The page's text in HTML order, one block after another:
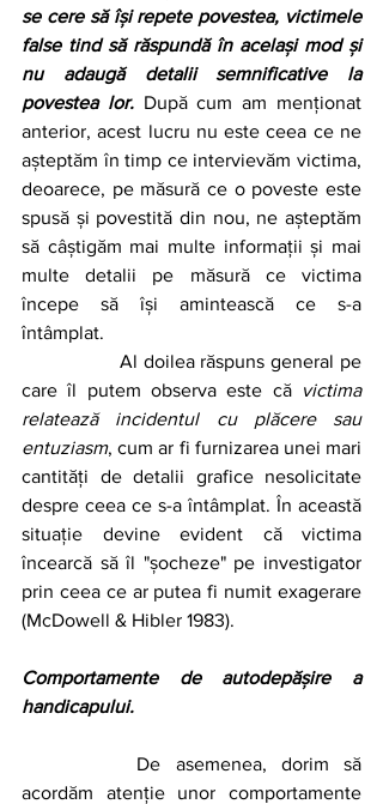
se cere să își repete povestea, victimele
false tind să răspundă în același mod și
nu adaugă detalii semnificative la
povestea lor. După cum am menționat
anterior, acest lucru nu este ceea ce ne
așteptăm în timp ce intervievăm victima,
deoarece, pe măsură ce o poveste este
spusă și povestită din nou, ne așteptăm
să câștigăm mai multe informații și mai
multe detalii pe măsură ce victima
începe să își amintească ce s-a
întâmplat.
care îl putem observa este că victima
relatează incidentul cu plăcere sau
entuziasm, cum ar fi furnizarea unei mari
cantități de detalii grafice nesolicitate
despre ceea ce s-a întâmplat. În această
situație devine evident că victima
încearcă să îl "șocheze" pe investigator
prin ceea ce ar putea fi numit exagerare
(McDowell & Hibler 1983).
Comportamente de autodepășire a
handicapului.
acordăm atenție unor comportamente